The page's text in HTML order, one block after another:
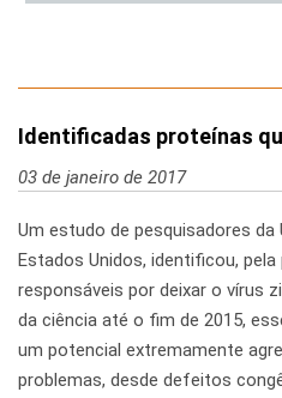
Identificadas proteínas
03 de janeiro de 2017
Um estudo de pesquisadores da
Estados Unidos, identificou,
responsáveis por deixar o vírus
da ciência até o fim de 2015,
um potencial extremamente
problemas, desde defeitos